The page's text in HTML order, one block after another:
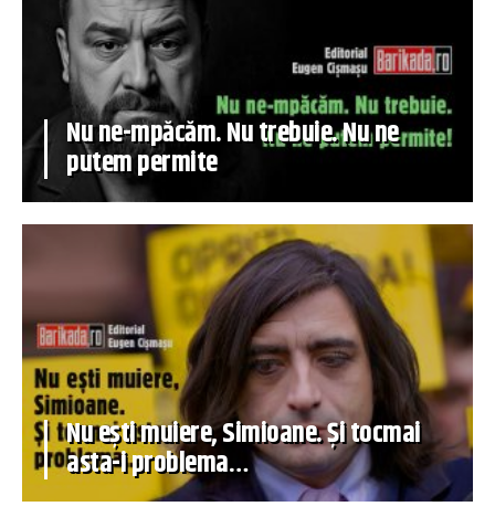
Nu ne-mpăcăm. Nu trebuie. Nu ne
putem permite
Nu ești muiere, Simioane. Și tocmai
asta-i problema…